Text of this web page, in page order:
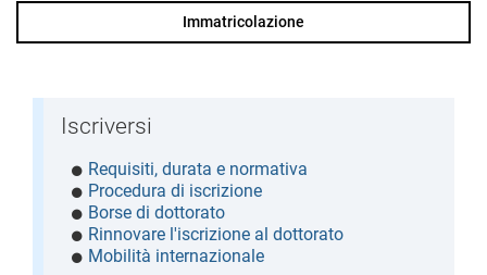
Immatricolazione
Iscriversi
Requisiti, durata e normativa
Procedura di iscrizione
Borse di dottorato
Rinnovare l'iscrizione al dottorato
Mobilità internazionale